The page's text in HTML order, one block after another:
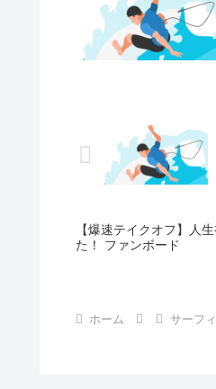
【爆速テイクオフ】人
た！ ファンボード
ホーム サーフ